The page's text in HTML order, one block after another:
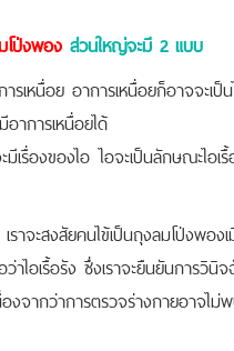
โป่งพอง ส่วนใหญ่จะมี 2 แบบ
รเหนื่อย อาการเหนื่อยก็อาจจะเ
าการเหนื่อยได้
เรื่องของไอ ไอจะเป็นลักษณะไอเ
ราจะสงสัยคนไข้เป็นถุงลมโป่งพ
ว่าไอเรื้อรัง ซึ่งเราจะยืนยันการ
งจากว่าการตรวจร่างกายอาจไ